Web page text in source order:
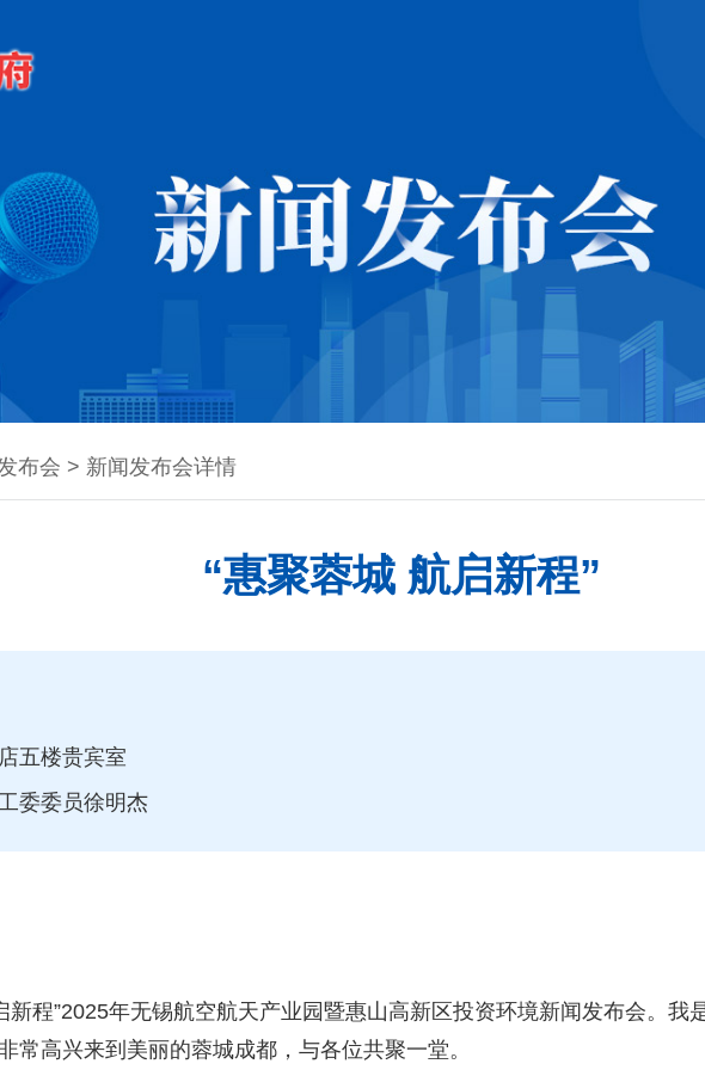
布会 > 新闻发布会详情
“惠聚蓉城 航启新程”
五楼贵宾室
委委员徐明杰
”2025年无锡航空航天产业园暨惠山高新区投资环境新闻发布会。我
常高兴来到美丽的蓉城成都，与各位共聚一堂。